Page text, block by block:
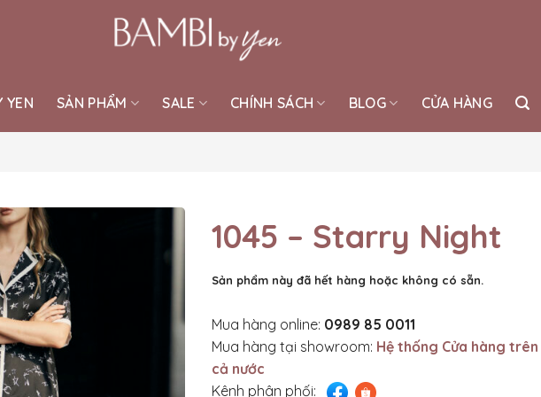
YEN SẢN PHẨM SALE CHÍNH SÁCH BLOG CỬA HÀNG
1045 – Starry Night
Sản phẩm này đã hết hàng hoặc không có sẵn.
Mua hàng online: 0989 85 0011
Mua hàng tại showroom: Hệ thống Cửa hàng trên
cả nước
Kênh phân phối: